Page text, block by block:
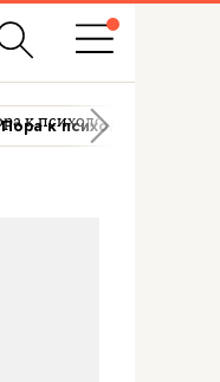
Пора к психологу